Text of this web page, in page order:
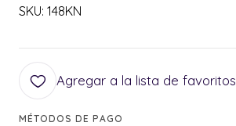
SKU: 148KN
Agregar a la lista de favoritos
MÉTODOS DE PAGO